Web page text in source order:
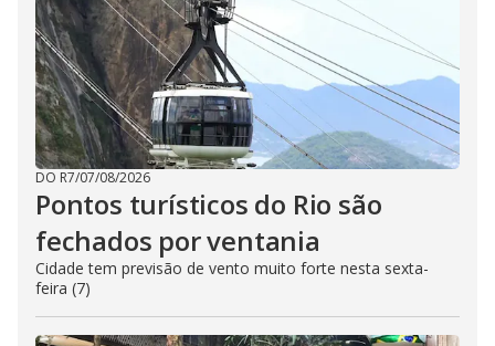
DO R7/07/08/2026
Pontos turísticos do Rio são
fechados por ventania
Cidade tem previsão de vento muito forte nesta sexta-
feira (7)